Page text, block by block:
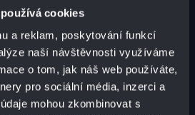
cookies
a reklam, poskytování funkcí
naší návštěvnosti využíváme
o tom, jak náš web používáte,
pro sociální média, inzerci a
mohou zkombinovat s
2 321 12 500